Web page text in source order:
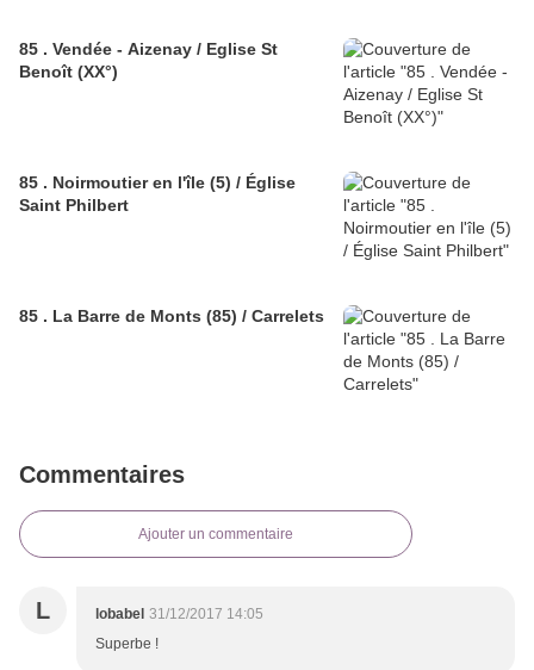
85 . Vendée - Aizenay / Eglise St
Benoît (XX°)
85 . Noirmoutier en l'île (5) / Église
Saint Philbert
85 . La Barre de Monts (85) / Carrelets
Commentaires
Ajouter un commentaire
L lobabel 31/12/2017 14:05
Superbe !